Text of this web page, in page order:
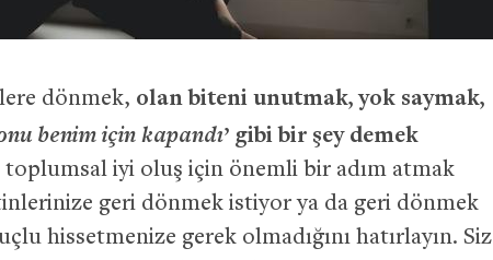
dönmek, olan biteni unutmak, yok saymak,
benim için kapandı’ gibi bir şey demek
toplumsal iyi oluş için önemli bir adım atmak
geri dönmek istiyor ya da geri dönmek
hissetmenize gerek olmadığını hatırlayın. Siz